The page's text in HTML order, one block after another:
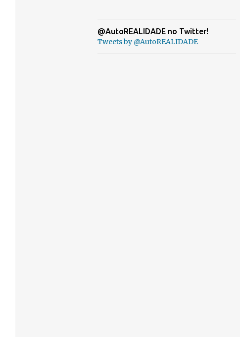
@AutoREALIDADE no Twitter!
Tweets by @AutoREALIDADE